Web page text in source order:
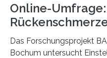
Online-
Das Forschungsprojekt
Bochum untersucht